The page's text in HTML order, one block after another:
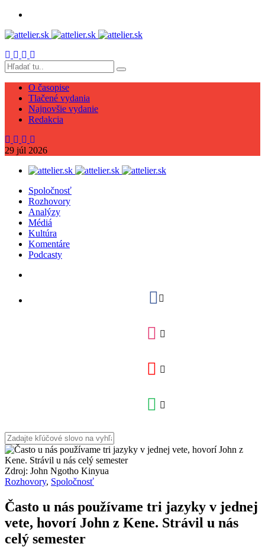
O časopise
Tlačené vydania
Najnovšie vydanie
Redakcia
29 júl 2026
Spoločnosť
Rozhovory
Analýzy
Médiá
Kultúra
Komentáre
Podcasty
Zdroj: John Ngotho Kinyua
Rozhovory, Spoločnosť
Často u nás používame tri jazyky v jednej
vete, hovorí John z Kene. Strávil u nás
celý semester